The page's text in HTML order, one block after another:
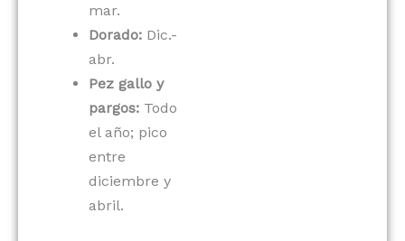
mar.
Dorado: Dic.-
abr.
Pez gallo y
pargos: Todo
el año; pico
entre
diciembre y
abril.